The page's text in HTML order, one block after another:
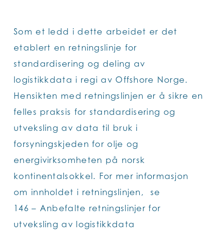
Som et ledd i dette arbeidet er det
etablert en retningslinje for
standardisering og deling av
logistikkdata i regi av Offshore Norge.
Hensikten med retningslinjen er å sikre en
felles praksis for standardisering og
utveksling av data til bruk i
forsyningskjeden for olje og
energivirksomheten på norsk
kontinentalsokkel. For mer informasjon
om innholdet i retningslinjen, se
146 – Anbefalte retningslinjer for
utveksling av logistikkdata